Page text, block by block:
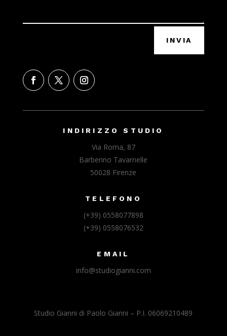
INVIA
INDIRIZZO STUDIO
Via Roma, 87
Barberino Tavarnelle
50028 Firenze
TELEFONO
(+39) 0558077898
(+39) 0558076532
EMAIL
info@studiogianni.com
Studio Gianni di Paolo Gianni – P.I. 06069210489